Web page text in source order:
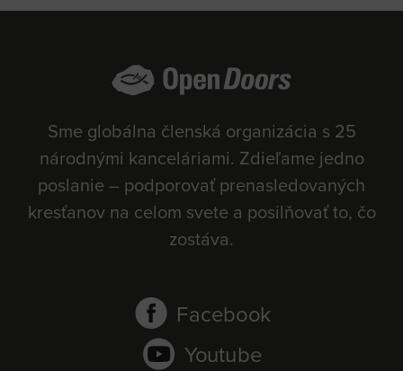
Sme globálna členská organizácia s 25
národnými kanceláriami. Zdieľame jedno
poslanie – podporovať prenasledovaných
kresťanov na celom svete a posilňovať to, čo
zostáva.
Facebook
Youtube